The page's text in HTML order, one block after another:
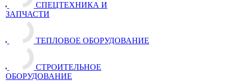
СПЕЦТЕХНИКА И
ЗАПЧАСТИ
ТЕПЛОВОЕ ОБОРУДОВАНИЕ
СТРОИТЕЛЬНОЕ
ОБОРУДОВАНИЕ